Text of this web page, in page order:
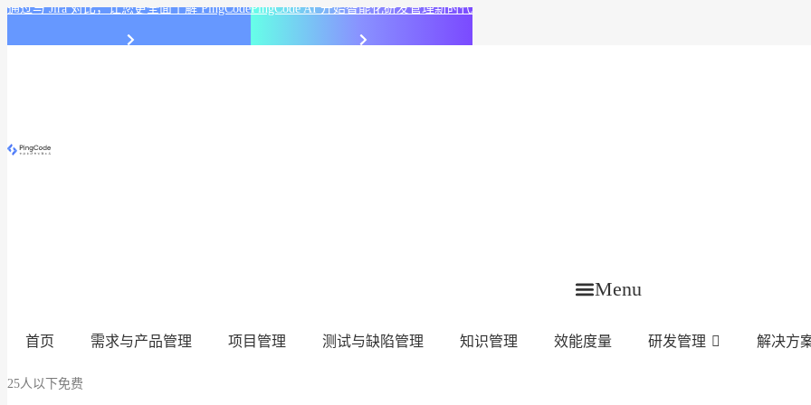
通过与 Jira 对比，让您更全面了解 PingCodePingCode AI 开始智能化研发管理新时代
Menu
首页 需求与产品管理 项目管理 测试与缺陷管理 知识管理 效能度量 研发管理 解决方
25人以下免费